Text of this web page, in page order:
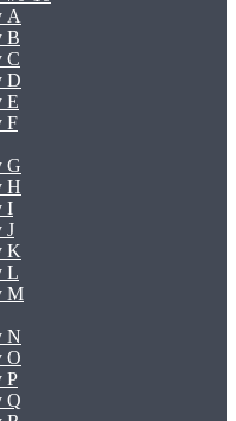
A
B
C
D
E
F
G
H
I
J
K
L
M
N
O
P
Q